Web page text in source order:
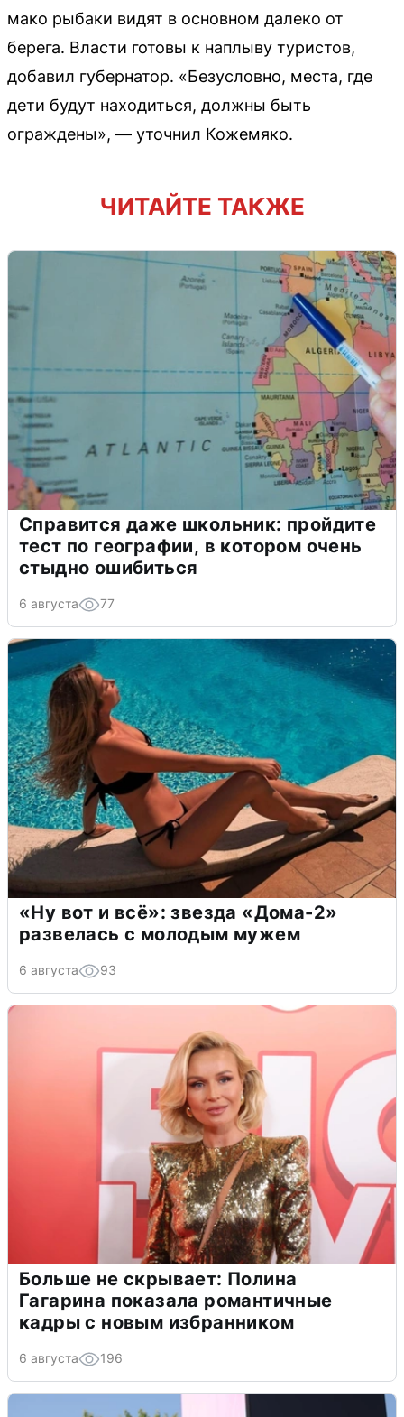
мако рыбаки видят в основном далеко от
берега. Власти готовы к наплыву туристов,
добавил губернатор. «Безусловно, места, где
дети будут находиться, должны быть
ограждены», — уточнил Кожемяко.
ЧИТАЙТЕ ТАКЖЕ
Справится даже школьник: пройдите
тест по географии, в котором очень
стыдно ошибиться
6 августа 77
«Ну вот и всё»: звезда «Дома-2»
развелась с молодым мужем
6 августа 93
Больше не скрывает: Полина
Гагарина показала романтичные
кадры с новым избранником
6 августа 196